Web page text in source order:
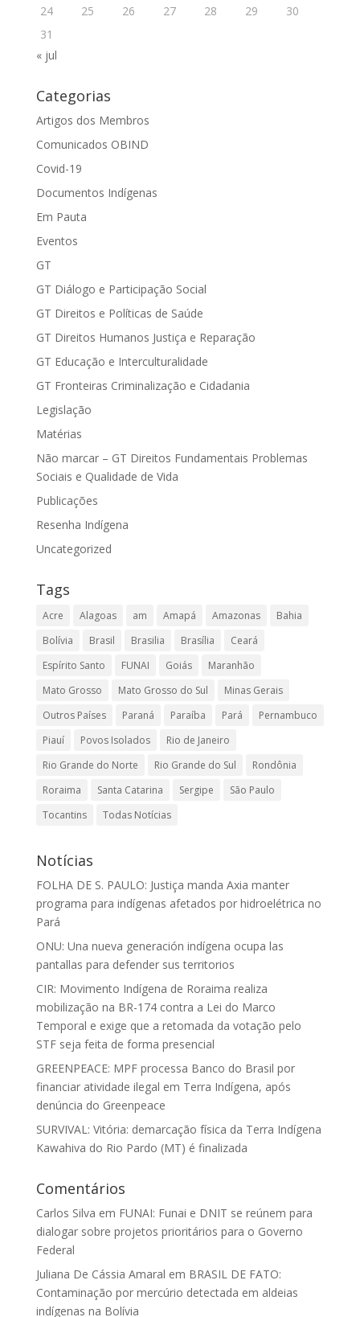
24
25 26 27 28 29
30
31
« jul
Categorias
Artigos dos Membros
Comunicados OBIND
Covid-19
Documentos Indígenas
Em Pauta
Eventos
GT
GT Diálogo e Participação Social
GT Direitos e Políticas de Saúde
GT Direitos Humanos Justiça e Reparação
GT Educação e Interculturalidade
GT Fronteiras Criminalização e Cidadania
Legislação
Matérias
Não marcar – GT Direitos Fundamentais Problemas
Sociais e Qualidade de Vida
Publicações
Resenha Indígena
Uncategorized
Tags
Acre Alagoas am Amapá Amazonas
Bahia
Bolívia
Brasil Brasilia Brasília
Ceará
Espírito Santo
FUNAI Goiás
Maranhão
Mato Grosso
Mato Grosso do Sul
Minas Gerais
Outros Países
Paraná Paraíba Pará
Pernambuco
Piauí
Povos Isolados
Rio de Janeiro
Rio Grande do Norte
Rio Grande do Sul
Rondônia
Roraima
Santa Catarina Sergipe
São Paulo
Tocantins
Todas Notícias
Notícias
FOLHA DE S. PAULO: Justiça manda Axia manter
programa para indígenas afetados por hidroelétrica no
Pará
ONU: Una nueva generación indígena ocupa las
pantallas para defender sus territorios
CIR: Movimento Indígena de Roraima realiza
mobilização na BR-174 contra a Lei do Marco
Temporal e exige que a retomada da votação pelo
STF seja feita de forma presencial
GREENPEACE: MPF processa Banco do Brasil por
financiar atividade ilegal em Terra Indígena, após
denúncia do Greenpeace
SURVIVAL: Vitória: demarcação física da Terra Indígena
Kawahiva do Rio Pardo (MT) é finalizada
Comentários
Carlos Silva em FUNAI: Funai e DNIT se reúnem para
dialogar sobre projetos prioritários para o Governo
Federal
Juliana De Cássia Amaral em BRASIL DE FATO:
Contaminação por mercúrio detectada em aldeias
indígenas na Bolívia